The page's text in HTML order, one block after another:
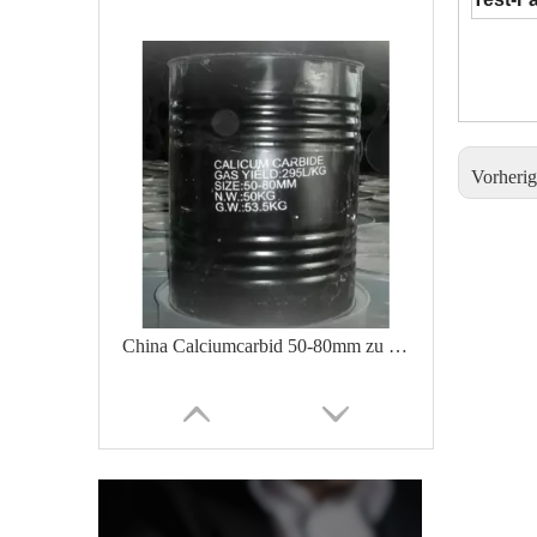
China Calciumcarbid 50-80mm zu verkaufen